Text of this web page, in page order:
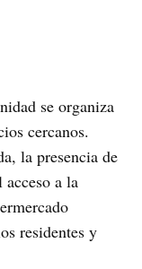
se organiza
cercanos.
la presencia de
acceso a la
residentes y